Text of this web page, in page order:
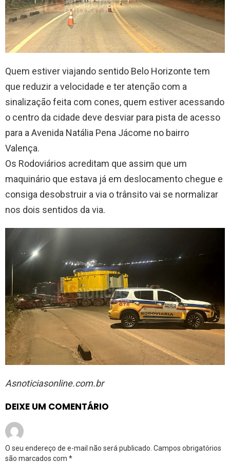
Quem estiver viajando sentido Belo Horizonte tem
que reduzir a velocidade e ter atenção com a
sinalização feita com cones, quem estiver acessando
o centro da cidade deve desviar para pista de acesso
para a Avenida Natália Pena Jácome no bairro
Valença.
Os Rodoviários acreditam que assim que um
maquinário que estava já em deslocamento chegue e
consiga desobstruir a via o trânsito vai se normalizar
nos dois sentidos da via.
Asnoticiasonline.com.br
DEIXE UM COMENTÁRIO
O seu endereço de e-mail não será publicado. Campos obrigatórios
são marcados com *